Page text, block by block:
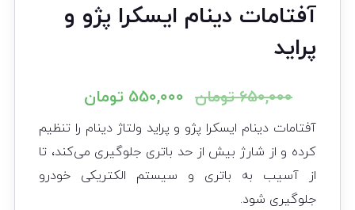
آفتامات دینام ایسکرا پژو و
پراید
650,000 تومان 550,000 تومان
آفتامات دینام ایسکرا پژو و پراید ولتاژ دینام را تنظیم
کرده و از شارژ بیش از حد باتری جلوگیری می‌کند، تا
از آسیب به باتری و سیستم الکتریکی خودرو
جلوگیری شود.